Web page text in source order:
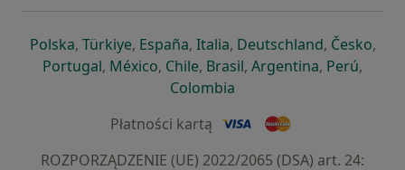
Polskaotwiera się w nowej karcie
, Türkiyeotwiera się w nowej karcie
, Españaotwiera się w nowej karcie
, Italiaotwiera się w nowej
, Deutschlandotwiera się
, Česko,
Portugalotwiera się w nowej karcie
, Méxicootwiera się w nowej karcie
, Chileotwiera się w nowej karcie
, Brasilotwiera się w nowej
, Argentinaotwiera się
, Perú,
Colombia
Płatności kartą
ROZPORZĄDZENIE (UE) 2022/2065 (DSA) art. 24: